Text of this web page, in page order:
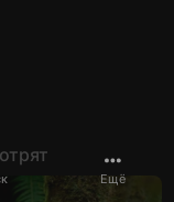
Ещё